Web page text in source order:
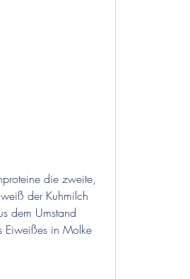
der Kuhmilch
dem Umstand
Eiweißes in Molke